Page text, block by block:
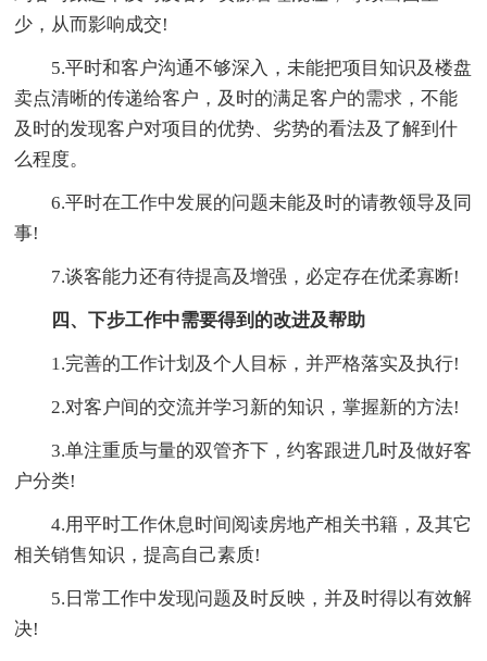
少，从而影响成交!
5.平时和客户沟通不够深入，未能把项目知识及楼盘
卖点清晰的传递给客户，及时的满足客户的需求，不能
及时的发现客户对项目的优势、劣势的看法及了解到什
么程度。
6.平时在工作中发展的问题未能及时的请教领导及同
事!
7.谈客能力还有待提高及增强，必定存在优柔寡断!
四、下步工作中需要得到的改进及帮助
1.完善的工作计划及个人目标，并严格落实及执行!
2.对客户间的交流并学习新的知识，掌握新的方法!
3.单注重质与量的双管齐下，约客跟进几时及做好客
户分类!
4.用平时工作休息时间阅读房地产相关书籍，及其它
相关销售知识，提高自己素质!
5.日常工作中发现问题及时反映，并及时得以有效解
决!